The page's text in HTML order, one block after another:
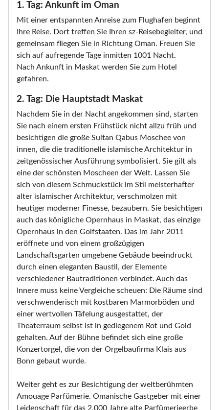
1. Tag: Ankunft im Oman
Mit einer entspannten Anreise zum Flughafen beginnt
Ihre Reise. Dort treffen Sie Ihren sz-Reisebegleiter, und
gemeinsam fliegen Sie in Richtung Oman. Freuen Sie
sich auf aufregende Tage inmitten 1001 Nacht.
Nach Ankunft in Maskat werden Sie zum Hotel
gefahren.
2. Tag: Die Hauptstadt Maskat
Nachdem Sie in der Nacht angekommen sind, starten
Sie nach einem ersten Frühstück nicht allzu früh und
besichtigen die große Sultan Qabus Moschee von
innen, die die traditionelle islamische Architektur in
zeitgenössischer Ausführung symbolisiert. Sie gilt als
eine der schönsten Moscheen der Welt. Lassen Sie
sich von diesem Schmuckstück im Stil meisterhafter
alter islamischer Architektur, verschmolzen mit
heutiger moderner Finesse, bezaubern. Sie besichtigen
auch das königliche Opernhaus in Maskat, das einzige
Opernhaus in den Golfstaaten. Das im Jahr 2011
eröffnete und von einem großzügigen
Landschaftsgarten umgebene Gebäude beeindruckt
durch einen eleganten Baustil, der Elemente
verschiedener Bautraditionen verbindet. Auch das
Innere muss keine Vergleiche scheuen: Die Räume sind
verschwenderisch mit kostbaren Marmorböden und
einer wertvollen Täfelung ausgestattet, der
Theaterraum selbst ist in gediegenem Rot und Gold
gehalten. Auf der Bühne befindet sich eine große
Konzertorgel, die von der Orgelbaufirma Klais aus
Bonn gebaut wurde.
Weiter geht es zur Besichtigung der weltberühmten
Amouage Parfümerie. Omanische Gastgeber mit einer
Leidenschaft für das 2.000 Jahre alte Parfümerieerbe